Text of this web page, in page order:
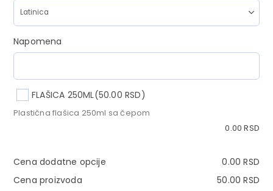
Napomena
FLAŠICA 250ML(50.00 RSD)
Plastična flašica 250ml sa čepom
0.00RSD
Cena dodatne opcije 0.00RSD
Cena proizvoda
50.00RSD